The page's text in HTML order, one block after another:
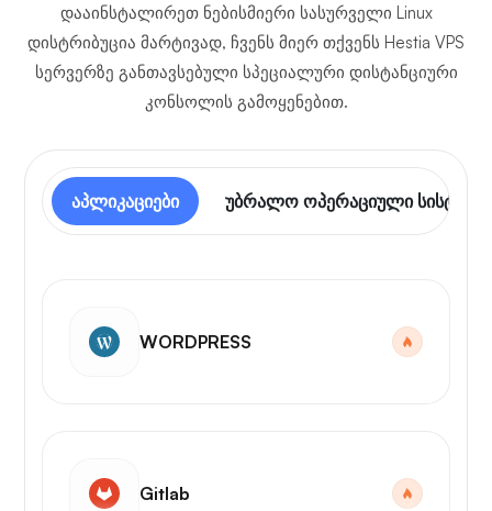
დააინსტალირეთ ნებისმიერი სასურველი Linux
დისტრიბუცია მარტივად, ჩვენს მიერ თქვენს Hestia VPS
სერვერზე განთავსებული სპეციალური დისტანციური
კონსოლის გამოყენებით.
აპლიკაციები უბრალო ოპერაციული სისტემა
WORDPRESS
Gitlab